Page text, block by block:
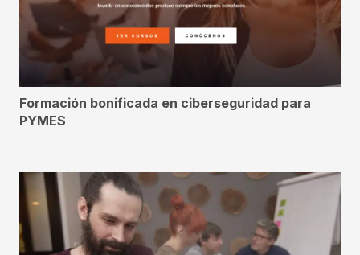
Formación bonificada en ciberseguridad para
PYMES